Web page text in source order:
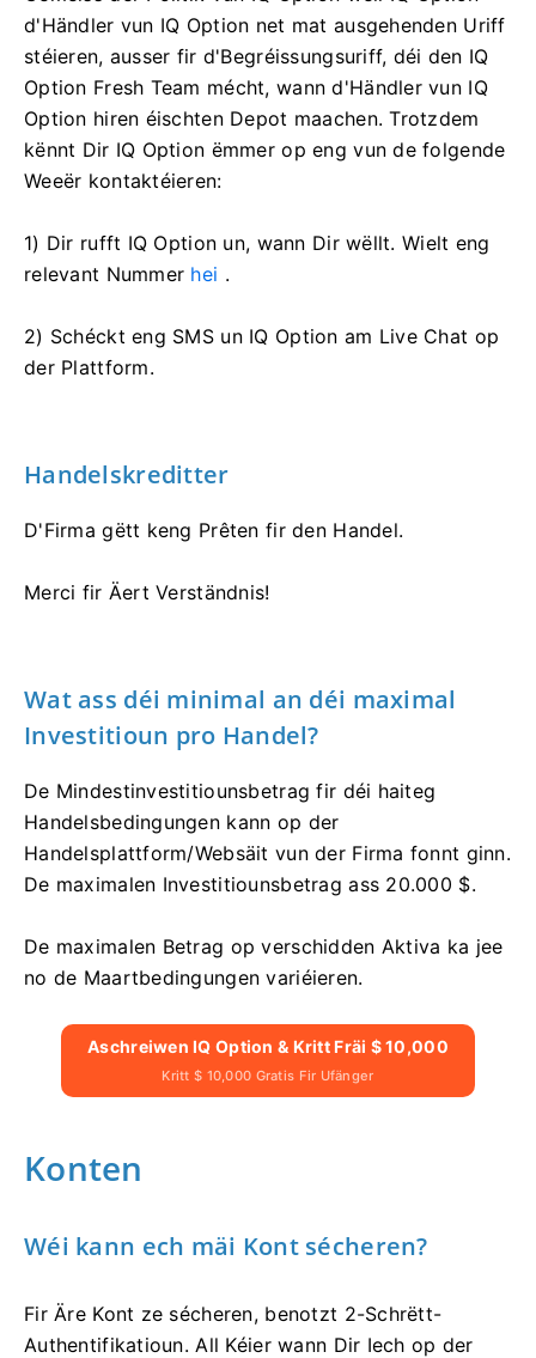
d'Händler vun IQ Option net mat ausgehenden Uriff
stéieren, ausser fir d'Begréissungsuriff, déi den IQ
Option Fresh Team mécht, wann d'Händler vun IQ
Option hiren éischten Depot maachen. Trotzdem
kënnt Dir IQ Option ëmmer op eng vun de folgende
Weeër kontaktéieren:
1) Dir rufft IQ Option un, wann Dir wëllt. Wielt eng
relevant Nummer hei .
2) Schéckt eng SMS un IQ Option am Live Chat op
der Plattform.
Handelskreditter
D'Firma gëtt keng Prêten fir den Handel.
Merci fir Äert Verständnis!
Wat ass déi minimal an déi maximal
Investitioun pro Handel?
De Mindestinvestitiounsbetrag fir déi haiteg
Handelsbedingungen kann op der
Handelsplattform/Websäit vun der Firma fonnt ginn.
De maximalen Investitiounsbetrag ass 20.000 $.
De maximalen Betrag op verschidden Aktiva ka jee
no de Maartbedingungen variéieren.
Aschreiwen IQ Option & Kritt Fräi $ 10,000
Kritt $ 10,000 Gratis Fir Ufänger
Konten
Wéi kann ech mäi Kont sécheren?
Fir Äre Kont ze sécheren, benotzt 2-Schrëtt-
Authentifikatioun. All Kéier wann Dir Iech op der